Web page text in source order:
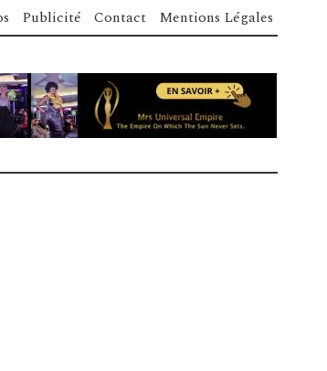
Publicité Contact Mentions Légales